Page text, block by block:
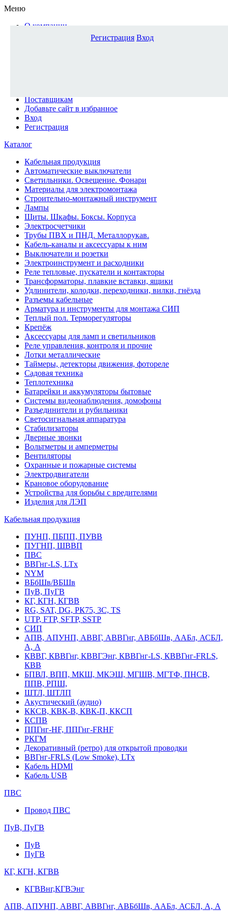
Меню
О компании
Поставщикам
Добавьте сайт в избранное
Вход
Регистрация
Каталог
Кабельная продукция
Автоматические выключатели
Светильники. Освещение. Фонари
Материалы для электромонтажа
Строительно-монтажный инструмент
Лампы
Щиты. Шкафы. Боксы. Корпуса
Электросчетчики
Трубы ПВХ и ПНД. Металлорукав.
Кабель-каналы и аксессуары к ним
Выключатели и розетки
Электроинструмент и расходники
Реле тепловые, пускатели и контакторы
Трансформаторы, плавкие вставки, ящики
Удлинители, колодки, переходники, вилки, гнёзда
Разъемы кабельные
Арматура и инструменты для монтажа СИП
Теплый пол. Терморегуляторы
Крепёж
Аксессуары для ламп и светильников
Реле управления, контроля и прочие
Лотки металлические
Таймеры, детекторы движения, фотореле
Садовая техника
Теплотехника
Батарейки и аккумуляторы бытовые
Системы видеонаблюдения, домофоны
Разъединители и рубильники
Светосигнальная аппаратура
Стабилизаторы
Дверные звонки
Вольтметры и амперметры
Вентиляторы
Охранные и пожарные системы
Электродвигатели
Крановое оборудование
Устройства для борьбы с вредителями
Изделия для ЛЭП
Кабельная продукция
ПУНП, ПБПП, ПУВВ
ПУГНП, ШВВП
ПВС
ВВГнг-LS, LTx
NYM
ВБбШв/ВБШв
ПуВ, ПуГВ
КГ, КГН, КГВВ
RG, SAT, DG, РК75, 3С, TS
UTP, FTP, SFTP, SSTP
СИП
АПВ, АПУНП, АВВГ, АВВГнг, АВБбШв, ААБл, АСБЛ,
А, А
КВВГ, КВВГнг, КВВГЭнг, КВВГнг-LS, КВВГнг-FRLS,
КВВ
БПВЛ, ВПП, МКШ, МКЭШ, МГШВ, МГТФ, ПНСВ,
ППВ, РПШ,
ШТЛ, ШТЛП
Акустический (аудио)
ККСВ, КВК-В, КВК-П, ККСП
КСПВ
ППГнг-HF, ППГнг-FRHF
РКГМ
Декоративный (ретро) для открытой проводки
ВВГнг-FRLS (Low Smoke), LTx
Кабель HDMI
Кабель USB
ПВС
Провод ПВС
ПуВ, ПуГВ
ПуВ
ПуГВ
КГ, КГН, КГВВ
КГВВнг,КГВЭнг
АПВ, АПУНП, АВВГ, АВВГнг, АВБбШв, ААБл, АСБЛ, А, А
Регистрация Вход